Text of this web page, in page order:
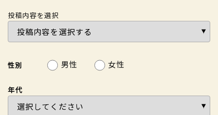
投稿内容を選択
性別 男性 女性
年代